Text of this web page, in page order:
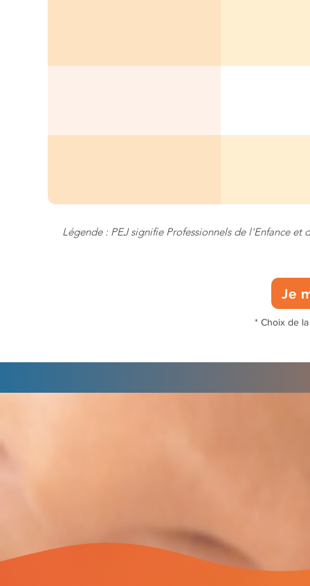
Légende : PEJ signifie Professionnels de l'Enfance et
Je
* Choix de